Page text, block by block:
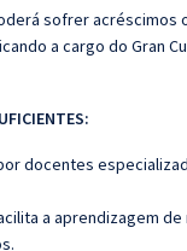
sofrer acréscimos
a cargo do Gran
docentes
a aprendizagem de